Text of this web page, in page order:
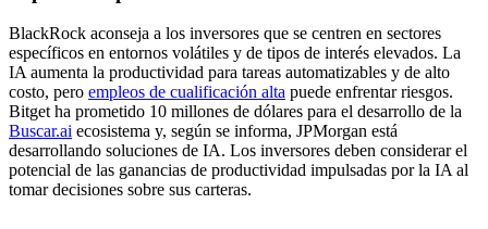
BlackRock aconseja a los inversores que se centren en sectores
específicos en entornos volátiles y de tipos de interés elevados. La
IA aumenta la productividad para tareas automatizables y de alto
costo, pero empleos de cualificación alta puede enfrentar riesgos.
Bitget ha prometido 10 millones de dólares para el desarrollo de la
Buscar.ai ecosistema y, según se informa, JPMorgan está
desarrollando soluciones de IA. Los inversores deben considerar el
potencial de las ganancias de productividad impulsadas por la IA al
tomar decisiones sobre sus carteras.